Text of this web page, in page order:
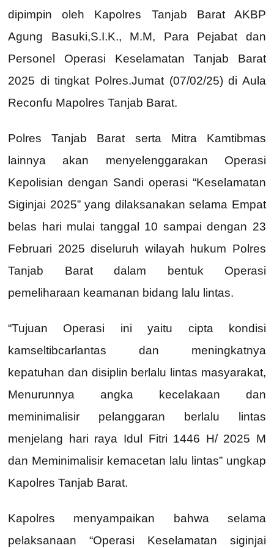
dipimpin oleh Kapolres Tanjab Barat AKBP
Agung Basuki,S.I.K., M.M, Para Pejabat dan
Personel Operasi Keselamatan Tanjab Barat
2025 di tingkat Polres.Jumat (07/02/25) di Aula
Reconfu Mapolres Tanjab Barat.
Polres Tanjab Barat serta Mitra Kamtibmas
lainnya akan menyelenggarakan Operasi
Kepolisian dengan Sandi operasi “Keselamatan
Siginjai 2025” yang dilaksanakan selama Empat
belas hari mulai tanggal 10 sampai dengan 23
Februari 2025 diseluruh wilayah hukum Polres
Tanjab Barat dalam bentuk Operasi
pemeliharaan keamanan bidang lalu lintas.
“Tujuan Operasi ini yaitu cipta kondisi
kamseltibcarlantas dan meningkatnya
kepatuhan dan disiplin berlalu lintas masyarakat,
Menurunnya angka kecelakaan dan
meminimalisir pelanggaran berlalu lintas
menjelang hari raya Idul Fitri 1446 H/ 2025 M
dan Meminimalisir kemacetan lalu lintas” ungkap
Kapolres Tanjab Barat.
Kapolres menyampaikan bahwa selama
pelaksanaan “Operasi Keselamatan siginjai